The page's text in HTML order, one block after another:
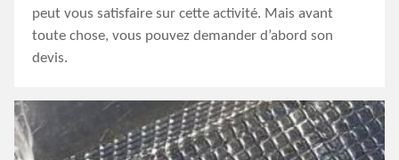
peut vous satisfaire sur cette activité. Mais avant
toute chose, vous pouvez demander d’abord son
devis.